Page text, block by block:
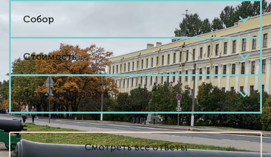
Собор
Стоимость
Фото транспорта
Смотреть все ответы